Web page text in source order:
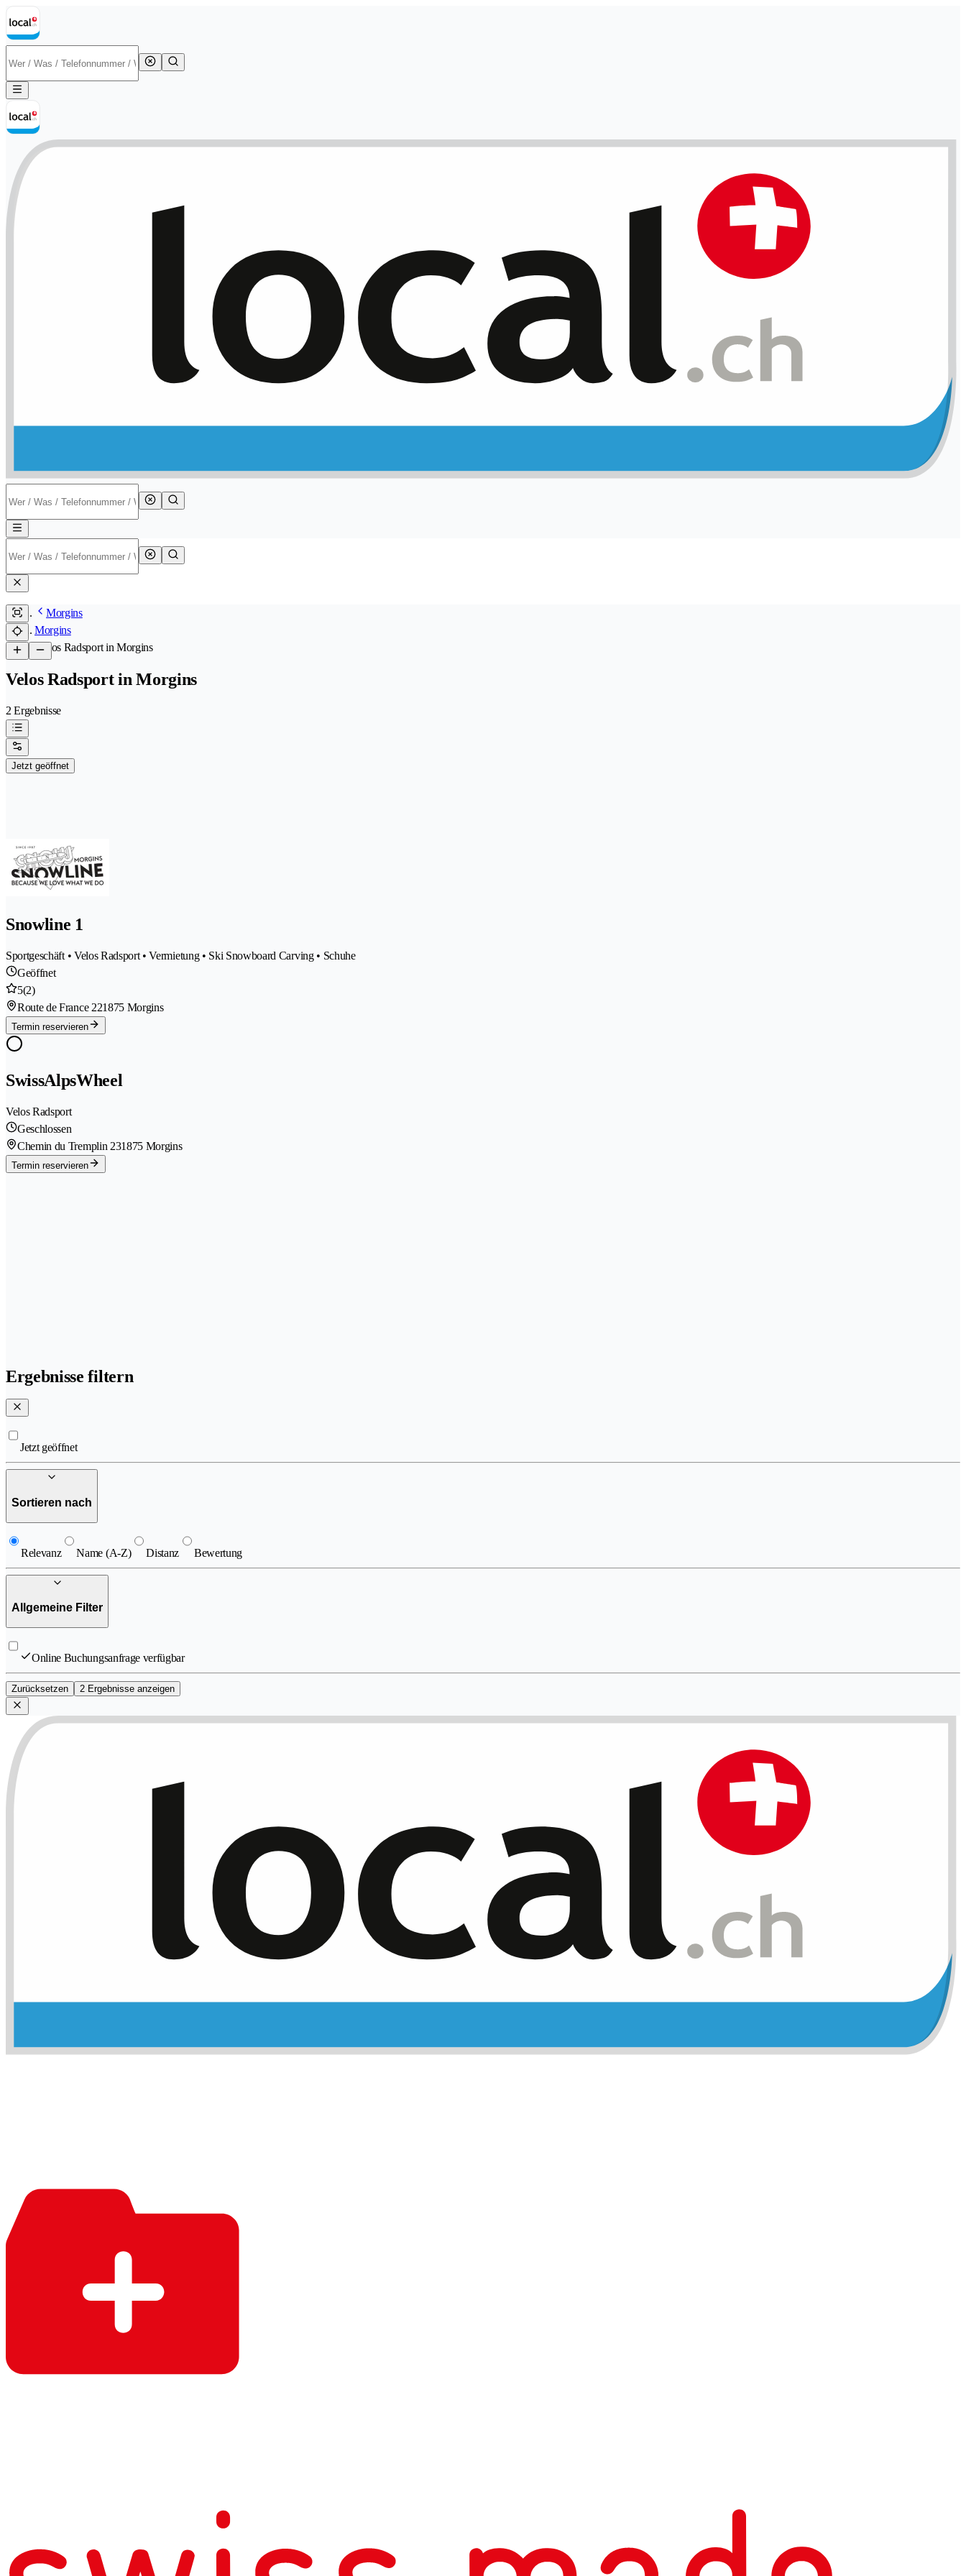
Morgins
Morgins
/Velos Radsport in Morgins
Velos Radsport in Morgins
2 Ergebnisse
Jetzt geöffnet
Snowline 1
Sportgeschäft • Velos Radsport • Vermietung • Ski Snowboard Carving • Schuhe
Geöffnet
5(2)
Route de France 221875 Morgins
Termin reservieren
SwissAlpsWheel
Velos Radsport
Geschlossen
Chemin du Tremplin 231875 Morgins
Termin reservieren
Ergebnisse filtern
Jetzt geöffnet
Sortieren nach
Relevanz Name (A-Z) Distanz Bewertung
Allgemeine Filter
Online Buchungsanfrage verfügbar
Zurücksetzen 2 Ergebnisse anzeigen